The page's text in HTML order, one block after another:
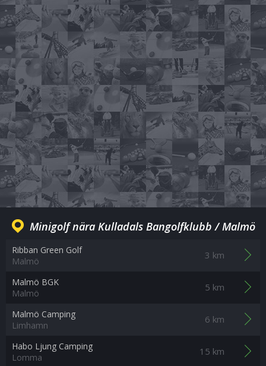
Minigolf nära Kulladals Bangolfklubb / Malmö
Ribban Green Golf
Malmö
3 km
Malmö BGK
Malmö
5 km
Malmö Camping
Limhamn
6 km
Habo Ljung Camping
Lomma
15 km